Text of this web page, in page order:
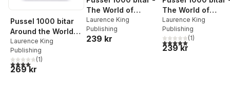
Pussel 1000 bitar
Around the World in
50 Plants
Laurence King
Publishing
4,0utav 5 stjärnor. Totalt antal röster:
(1)
269 kr
The World of
Shakespeare
Laurence King
Publishing
239 kr
The World of
Bridgerton
Laurence King
Publishing
5,0utav 5 stjärnor.
(1)
239 kr